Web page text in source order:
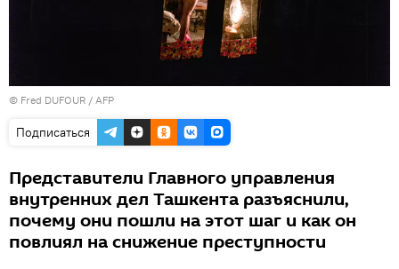
© Fred DUFOUR / AFP
Подписаться
Представители Главного управления
внутренних дел Ташкента разъяснили,
почему они пошли на этот шаг и как он
повлиял на снижение преступности